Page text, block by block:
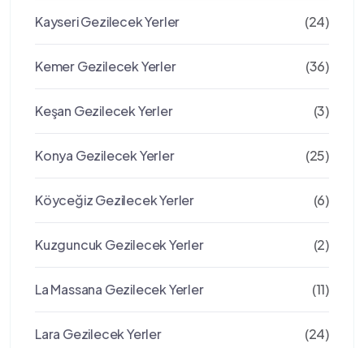
Kayseri Gezilecek Yerler (24)
Kemer Gezilecek Yerler (36)
Keşan Gezilecek Yerler (3)
Konya Gezilecek Yerler (25)
Köyceğiz Gezilecek Yerler (6)
Kuzguncuk Gezilecek Yerler (2)
La Massana Gezilecek Yerler (11)
Lara Gezilecek Yerler (24)